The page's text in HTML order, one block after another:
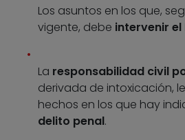
Los asuntos en los que,
vigente, debe intervenir el
La responsabilidad civil
derivada de intoxicación,
hechos en los que hay
delito penal.